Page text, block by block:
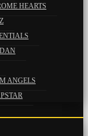
HEARTS
ANGELS